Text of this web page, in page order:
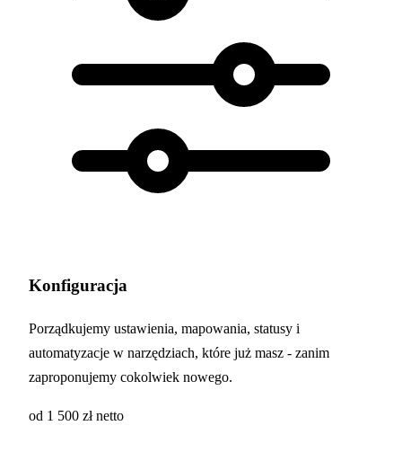
Konfiguracja
Porządkujemy ustawienia, mapowania, statusy i
automatyzacje w narzędziach, które już masz - zanim
zaproponujemy cokolwiek nowego.
od 1 500 zł netto